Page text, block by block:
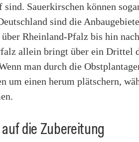
Sauerkirschen können
sind die
Rheinland-Pfalz bis hin
allein bringt über ein Drittel
man durch die
um einen herum plätschern,
die Zubereitung